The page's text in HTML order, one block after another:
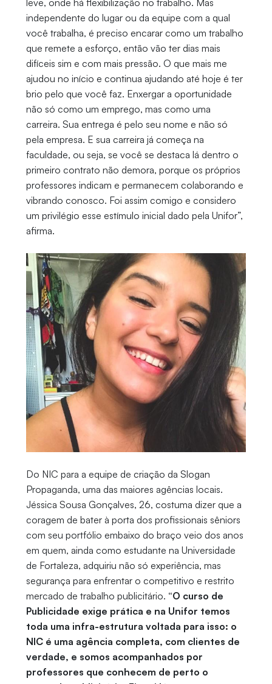
leve, onde há flexibilização no trabalho. Mas
independente do lugar ou da equipe com a qual
você trabalha, é preciso encarar como um trabalho
que remete a esforço, então vão ter dias mais
difíceis sim e com mais pressão. O que mais me
ajudou no início e continua ajudando até hoje é ter
brio pelo que você faz. Enxergar a oportunidade
não só como um emprego, mas como uma
carreira. Sua entrega é pelo seu nome e não só
pela empresa. E sua carreira já começa na
faculdade, ou seja, se você se destaca lá dentro o
primeiro contrato não demora, porque os próprios
professores indicam e permanecem colaborando e
vibrando conosco. Foi assim comigo e considero
um privilégio esse estímulo inicial dado pela Unifor”,
afirma.
Do NIC para a equipe de criação da Slogan
Propaganda, uma das maiores agências locais.
Jéssica Sousa Gonçalves, 26, costuma dizer que a
coragem de bater à porta dos profissionais sêniors
com seu portfólio embaixo do braço veio dos anos
em quem, ainda como estudante na Universidade
de Fortaleza, adquiriu não só experiência, mas
segurança para enfrentar o competitivo e restrito
mercado de trabalho publicitário. “O curso de
Publicidade exige prática e na Unifor temos
toda uma infra-estrutura voltada para isso: o
NIC é uma agência completa, com clientes de
verdade, e somos acompanhados por
professores que conhecem de perto o